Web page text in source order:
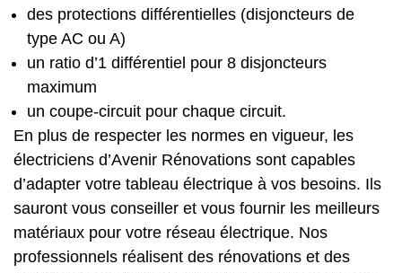
des protections différentielles (disjoncteurs de
type AC ou A)
un ratio d’1 différentiel pour 8 disjoncteurs
maximum
un coupe-circuit pour chaque circuit.
En plus de respecter les normes en vigueur, les
électriciens d’Avenir Rénovations sont capables
d’adapter votre tableau électrique à vos besoins. Ils
sauront vous conseiller et vous fournir les meilleurs
matériaux pour votre réseau électrique. Nos
professionnels réalisent des rénovations et des